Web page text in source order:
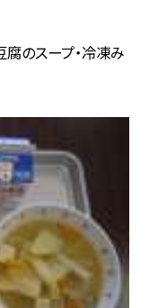
腐のスープ・冷凍み